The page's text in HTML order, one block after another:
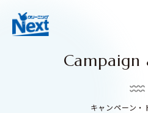
Campaign
キャンペーン・